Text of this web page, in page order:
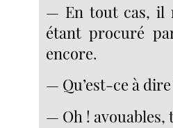
— En tout cas, il
étant procuré
encore.
— Qu’est-ce à
— Oh ! avouables,